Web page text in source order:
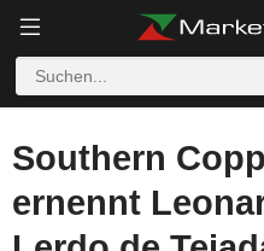
Southern
ernennt